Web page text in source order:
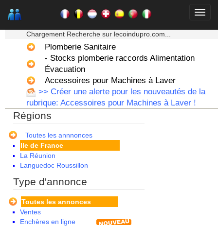
Chargement Recherche sur lecoindupro.com...
Plomberie Sanitaire
- Stocks plomberie raccords Alimentation
Évacuation
Accessoires pour Machines à Laver
>> Créer une alerte pour les nouveautés de la
rubrique: Accessoires pour Machines à Laver !
Régions
Toutes les annnonces
Alsace
Aquitaine
Auvergne
Basse Normandie
Bourgogne
Bretagne
Centre
Champagne Ardenne
Corse
Franche Comte - Suisse
Guadeloupe
Guyane
Haute Normandie
Ile de France
La Réunion
Languedoc Roussillon
Lorraine
Martinique
Mayotte
Midi Pyrenees - Espagne -
Portugal
Type d'annonce
Toutes les annonces
Ventes
Enchères en ligne